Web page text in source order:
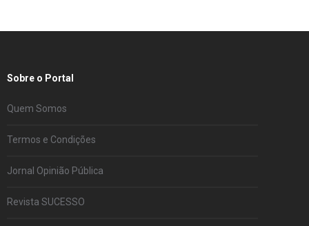
Sobre o Portal
Quem Somos
Termos e Condições
Jornal Opinião Pública
Revista SUCESSO